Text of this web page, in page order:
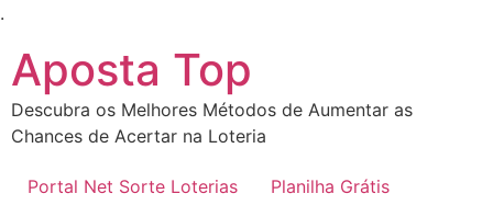
.
conteúdo
Aposta Top
Descubra os Melhores Métodos de Aumentar as
Chances de Acertar na Loteria
Portal Net Sorte Loterias
Planilha Grátis